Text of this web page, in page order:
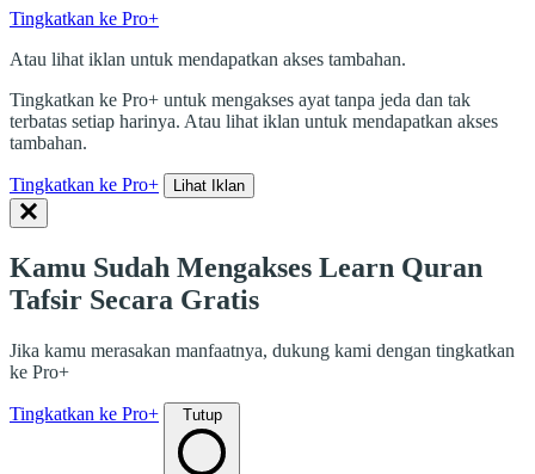
Tingkatkan ke Pro+
Atau lihat iklan untuk mendapatkan akses tambahan.
Tingkatkan ke Pro+ untuk mengakses ayat tanpa jeda dan tak
terbatas setiap harinya. Atau lihat iklan untuk mendapatkan akses
tambahan.
Tingkatkan ke Pro+ Lihat Iklan
Kamu Sudah Mengakses Learn Quran
Tafsir Secara Gratis
Jika kamu merasakan manfaatnya, dukung kami dengan tingkatkan
ke Pro+
Tingkatkan ke Pro+ Tutup